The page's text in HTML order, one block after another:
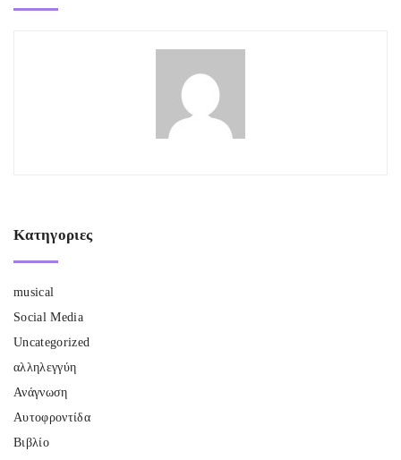
Κατηγοριες
musical
Social Media
Uncategorized
αλληλεγγύη
Ανάγνωση
Αυτοφροντίδα
Βιβλίο